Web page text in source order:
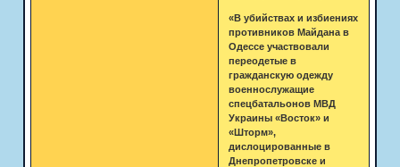
«В убийствах и избиениях
противников Майдана в
Одессе участвовали
переодетые в
гражданскую одежду
военнослужащие
спецбатальонов МВД
Украины «Восток» и
«Шторм»,
дислоцированные в
Днепропетровске и